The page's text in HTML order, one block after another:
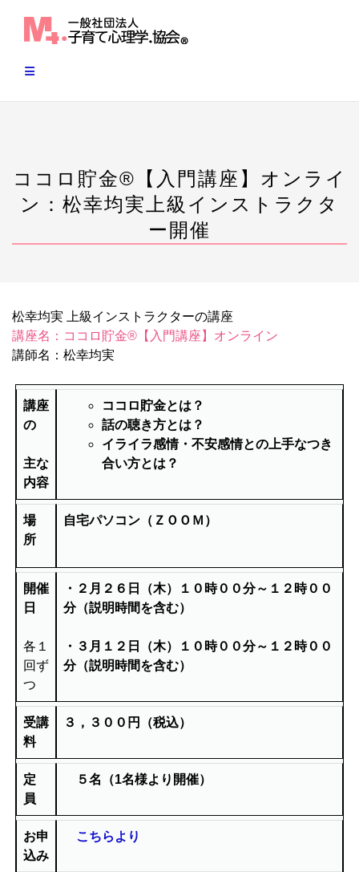
ココロ貯金®︎【入門講座】オンライ
ン：松幸均実上級インストラクタ
ー開催
松幸均実 上級インストラクターの講座
講座名：ココロ貯金®︎【入門講座】オンライン
講師名：松幸均実
講座
の
主な
内容
ココロ貯金とは？
話の聴き方とは？
イライラ感情・不安感情との上手なつき
合い方とは？
場
所
自宅パソコン（ＺＯＯＭ）
開催
日
各１
回ず
つ
・２月２６ 日（木）１０時００分～１２時００
分（説明時間を含む）
・３月１２ 日（木）１０時００分～１２時００
分（説明時間を含む）
受講
料
３，３００円（税込）
定
員
５名（1名様より開催）
お申
込み
こちらより